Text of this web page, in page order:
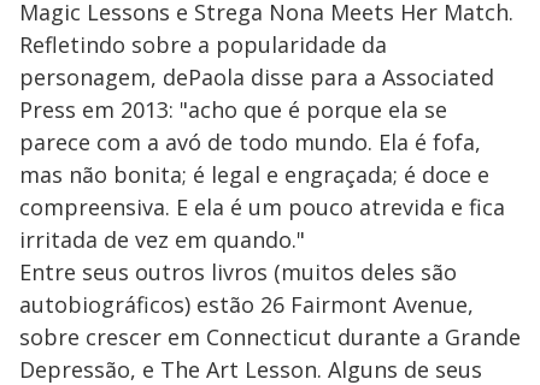
Magic Lessons e Strega Nona Meets Her Match.
Refletindo sobre a popularidade da
personagem, dePaola disse para a Associated
Press em 2013: "acho que é porque ela se
parece com a avó de todo mundo. Ela é fofa,
mas não bonita; é legal e engraçada; é doce e
compreensiva. E ela é um pouco atrevida e fica
irritada de vez em quando."
Entre seus outros livros (muitos deles são
autobiográficos) estão 26 Fairmont Avenue,
sobre crescer em Connecticut durante a Grande
Depressão, e The Art Lesson. Alguns de seus